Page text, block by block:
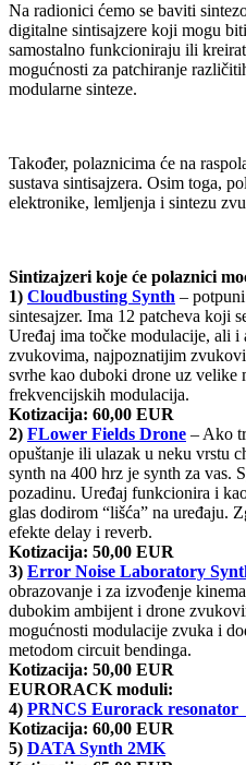
Na radionici ćemo se baviti
digitalne sintisajzere koji mogu
samostalno funkcioniraju ili
mogućnosti za patchiranje
modularne sinteze.
Također, polaznicima će na
sustava sintisajzera. Osim toga,
elektronike, lemljenja i sintezu
Sintizajzeri koje će polaznici
1) Cloudbusting Synth –
sintesajzer. Ima 12 patcheva koji
Uređaj ima točke modulacije, ali i
zvukovima, najpoznatijim
svrhe kao duboki drone uz velike
frekvencijskih modulacija.
Kotizacija: 60,00 EUR
2) FLower Fields Drone – Ako
opuštanje ili ulazak u neku vrstu
synth na 400 hrz je synth za vas.
pozadinu. Uređaj funkcionira i
glas dodirom “lišća” na uređaju.
efekte delay i reverb.
Kotizacija: 50,00 EUR
3) Error Noise Laboratory
obrazovanje i za izvođenje
dubokim ambijent i drone
mogućnosti modulacije zvuka i
metodom circuit bendinga.
Kotizacija: 50,00 EUR
EURORACK moduli:
4) PRNCS Eurorack resonator
Kotizacija: 60,00 EUR
5) DATA Synth 2MK